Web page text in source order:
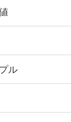
ル